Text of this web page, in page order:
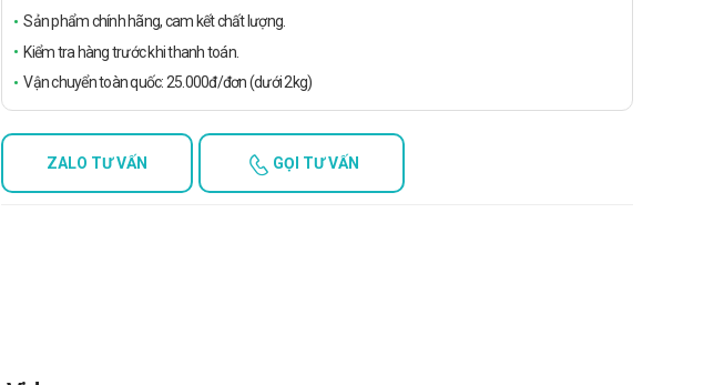
Sản phẩm chính hãng, cam kết chất lượng.
Kiểm tra hàng trước khi thanh toán.
Vận chuyển toàn quốc: 25.000đ/đơn (dưới 2kg)
ZALO TƯ VẤN GỌI TƯ VẤN